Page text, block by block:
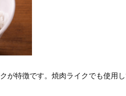
特徴です。焼肉ライクでも使用